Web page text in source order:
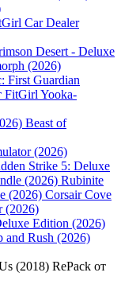
Car Dealer
Desert - Deluxe
(2026)
First Guardian
Yooka-
Beast of
(2026)
Strike 5: Deluxe
Rubinite
Corsair Cove
(2026)
Edition (2026)
(2018) RePack от